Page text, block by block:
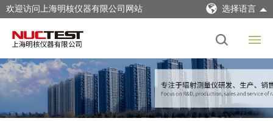
欢迎访问上海明核仪器有限公司网站 选择语言